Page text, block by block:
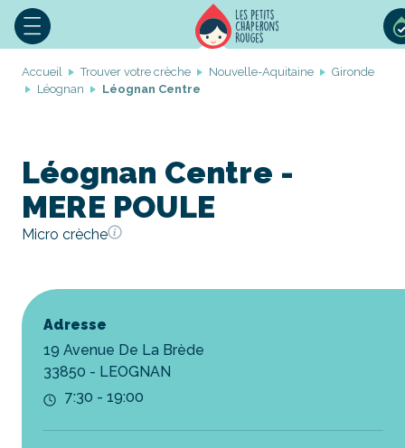
Accueil Trouver votre crèche Nouvelle-Aquitaine
Gironde
Léognan
Léognan Centre
Léognan Centre -
MERE POULE
Micro crèche
Adresse
19 Avenue De La Brède
33850 - LEOGNAN
7:30 - 19:00